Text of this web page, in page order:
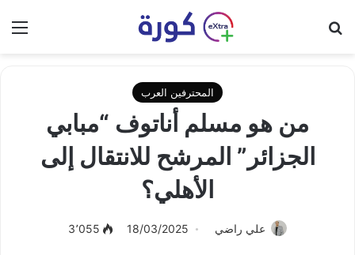
المحترفين العرب
من هو مسلم أناتوف “مبابي
الجزائر” المرشح للانتقال إلى
الأهلي؟
علي راضي 18/03/2025 3٬055